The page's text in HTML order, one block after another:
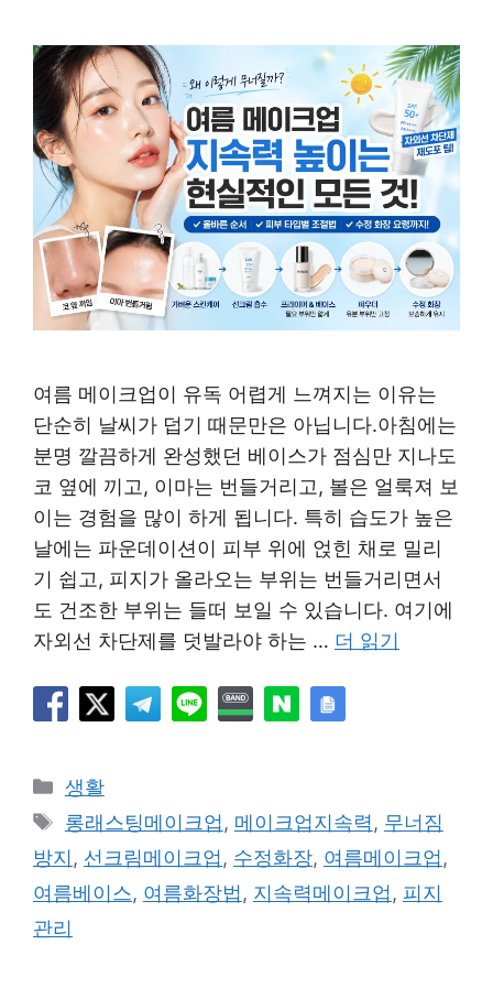
여름 메이크업이 유독 어렵게 느껴지는 이유는
단순히 날씨가 덥기 때문만은 아닙니다.아침에는
분명 깔끔하게 완성했던 베이스가 점심만 지나도
코 옆에 끼고, 이마는 번들거리고, 볼은 얼룩져 보
이는 경험을 많이 하게 됩니다. 특히 습도가 높은
날에는 파운데이션이 피부 위에 얹힌 채로 밀리
기 쉽고, 피지가 올라오는 부위는 번들거리면서
도 건조한 부위는 들떠 보일 수 있습니다. 여기에
자외선 차단제를 덧발라야 하는 … 더 읽기
카
테
리
생활
태
그
롱래스팅메이크업, 메이크업지속력, 무너짐
방지, 선크림메이크업, 수정화장, 여름메이크업,
여름베이스, 여름화장법, 지속력메이크업, 피지
관리